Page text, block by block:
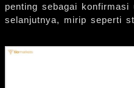
penting sebagai
selanjutnya, mirip seperti